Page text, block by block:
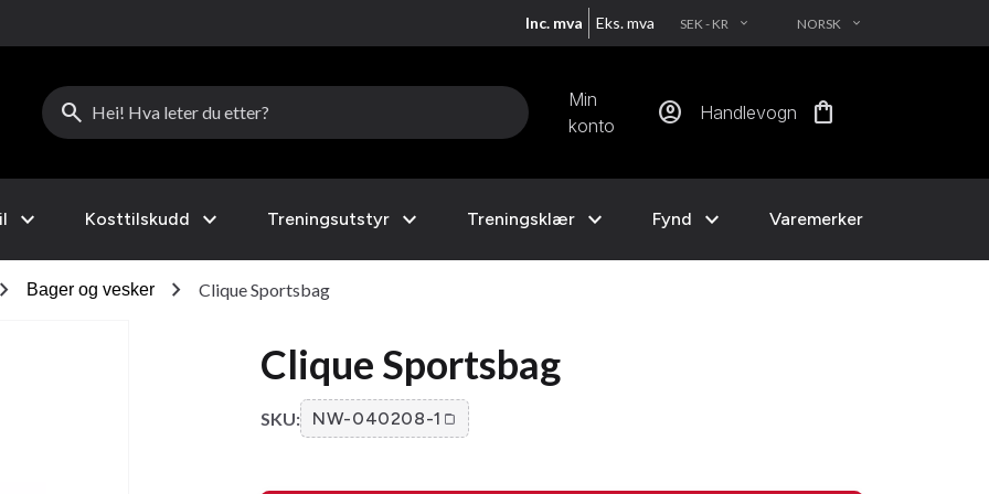
Inc. mva Eks. mva SEK - KR EXPAND_MORE NORSK EXPAND_MORE
search
Min
konto
account_circle Handlevogn shopping_bag
expand_more Kosttilskudd expand_more Treningsutstyr expand_more Treningsklær expand_more Fynd expand_more Varemerker
chevron_right Bager og vesker chevron_right Clique Sportsbag
Clique Sportsbag
SKU: NW-040208-1